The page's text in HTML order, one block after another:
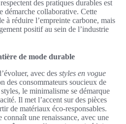
des pratiques durables est
démarche collaborative. Cette
à réduire l’empreinte carbone, mais
positif au sein de l’industrie
de mode durable
avec des styles en vogue
des consommateurs soucieux de
le minimalisme se démarque
Il met l’accent sur des pièces
de matériaux éco-responsables.
une renaissance, avec une